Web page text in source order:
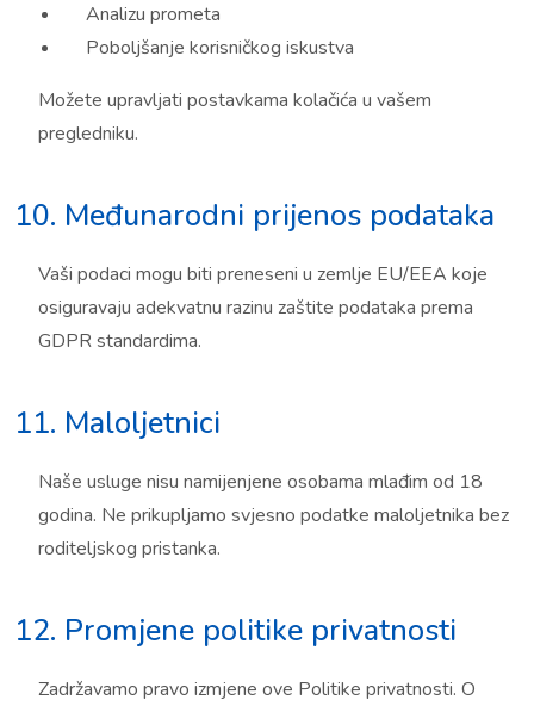
Analizu prometa
Poboljšanje korisničkog iskustva
Možete upravljati postavkama kolačića u vašem
pregledniku.
10. Međunarodni prijenos podataka
Vaši podaci mogu biti preneseni u zemlje EU/EEA koje
osiguravaju adekvatnu razinu zaštite podataka prema
GDPR standardima.
11. Maloljetnici
Naše usluge nisu namijenjene osobama mlađim od 18
godina. Ne prikupljamo svjesno podatke maloljetnika bez
roditeljskog pristanka.
12. Promjene politike privatnosti
Zadržavamo pravo izmjene ove Politike privatnosti. O